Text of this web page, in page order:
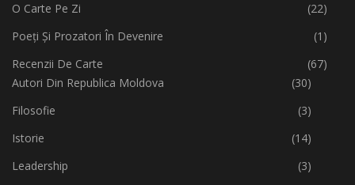
O Carte Pe Zi
(22)
Poeți Și Prozatori În Devenire
(1)
Recenzii De Carte
(67)
Autori Din Republica Moldova
(30)
Filosofie
(3)
Istorie
(14)
Leadership
(3)